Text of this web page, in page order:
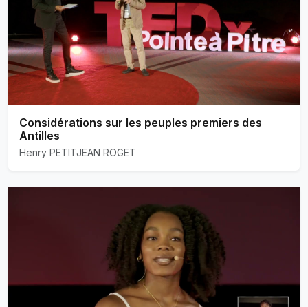
Considérations sur les peuples premiers des
Antilles
Henry PETITJEAN ROGET